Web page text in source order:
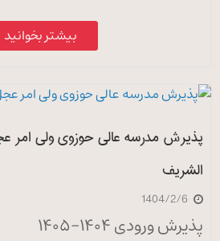
بیشتر بخوانید
پذیرش مدرسه عالی حوزوی ولی امر
الشریف
1404/2/6
پذیرش ورودی ۱۴۰۴-۱۴۰۵